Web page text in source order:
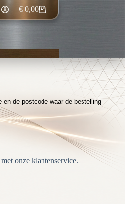
Winkelwagen
€ 0,00
en de postcode waar de bestelling
onze klantenservice.